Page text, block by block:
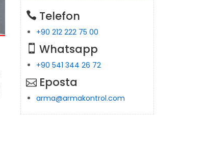
Telefon
+90 212 222 75 00
Whatsapp
+90 541 344 26 72
Eposta
arma@armakontrol.com